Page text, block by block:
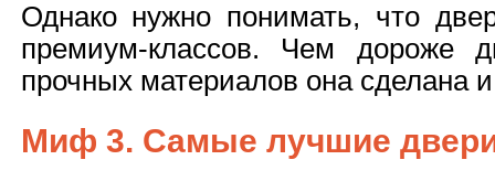
Однако нужно понимать, что
премиум-классов. Чем дороже
прочных материалов она сделана
Миф 3. Самые лучшие